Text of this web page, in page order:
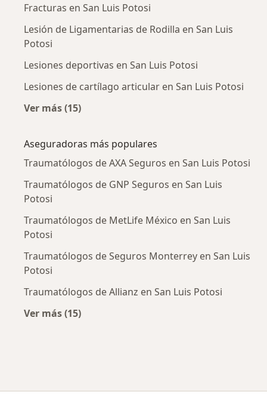
Fracturas en San Luis Potosi
Lesión de Ligamentarias de Rodilla en San Luis
Potosi
Lesiones deportivas en San Luis Potosi
Lesiones de cartílago articular en San Luis Potosi
Ver más (15)
Aseguradoras más populares
Traumatólogos de AXA Seguros en San Luis Potosi
Traumatólogos de GNP Seguros en San Luis
Potosi
Traumatólogos de MetLife México en San Luis
Potosi
Traumatólogos de Seguros Monterrey en San Luis
Potosi
Traumatólogos de Allianz en San Luis Potosi
Ver más (15)